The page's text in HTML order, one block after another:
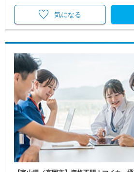
気になる